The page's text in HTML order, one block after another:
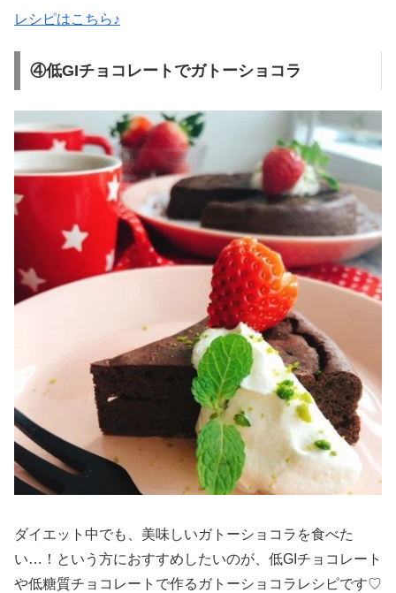
レシピはこちら♪
④低GIチョコレートでガトーショコラ
ダイエット中でも、美味しいガトーショコラを食べた
い…！という方におすすめしたいのが、低GIチョコレート
や低糖質チョコレートで作るガトーショコラレシピです♡